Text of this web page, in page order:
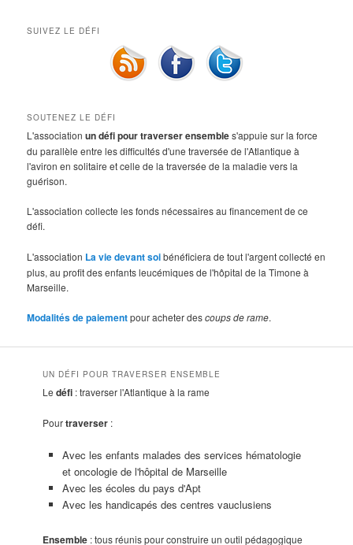
SUIVEZ LE DÉFI
SOUTENEZ LE DÉFI
L'associationun défi pour traverser ensembles'appuie sur la force
du parallèle entre les difficultés d'une traversée de l'Atlantique à
l'aviron en solitaire et celle de la traversée de la maladie vers la
guérison.
L'association collecte les fonds nécessaires au financement de ce
défi.
L'association La vie devant soibénéficiera de tout l'argent collecté en
plus, au profit des enfants leucémiques de l'hôpital de la Timone à
Marseille.
Modalités de paiementpour acheter descoups de rame.
UN DÉFI POUR TRAVERSER ENSEMBLE
Ledéfi : traverser l'Atlantique à la rame
Pourtraverser :
Avec les enfants malades des services hématologie
et oncologie de l'hôpital de Marseille
Avec les écoles du pays d'Apt
Avec les handicapés des centres vauclusiens
Ensemble : tous réunis pour construire un outil pédagogique